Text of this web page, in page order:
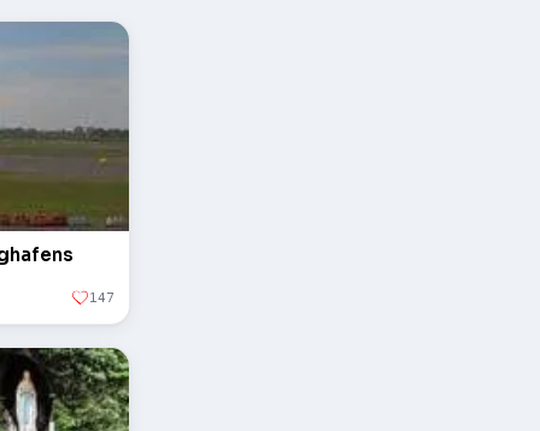
147